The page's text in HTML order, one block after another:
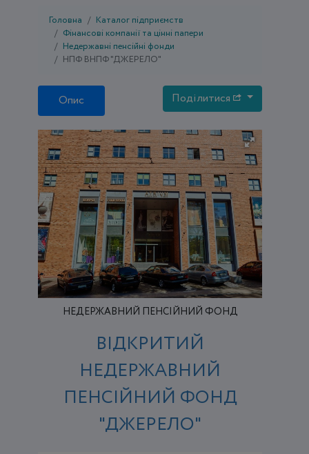
Головна
Каталог підприємств
Фінансові компанії та цінні папери
Недержавні пенсійні фонди
НПФ ВНПФ "ДЖЕРЕЛО"
Опис Поділитися
НЕДЕРЖАВНИЙ ПЕНСІЙНИЙ ФОНД
ВІДКРИТИЙ
НЕДЕРЖАВНИЙ
ПЕНСІЙНИЙ ФОНД
"ДЖЕРЕЛО"